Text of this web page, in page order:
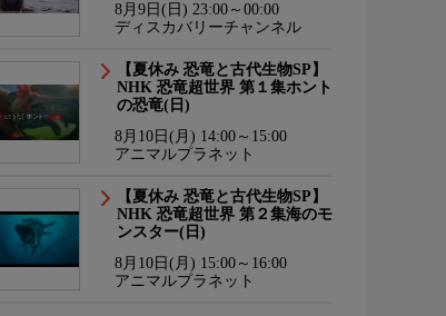
8月9日(日) 23:00～00:00
ディスカバリーチャンネル
【夏休み 恐竜と古代生物SP】
NHK 恐竜超世界 第１集ホント
の恐竜(日)
8月10日(月) 14:00～15:00
アニマルプラネット
【夏休み 恐竜と古代生物SP】
NHK 恐竜超世界 第２集海のモ
ンスター(日)
8月10日(月) 15:00～16:00
アニマルプラネット